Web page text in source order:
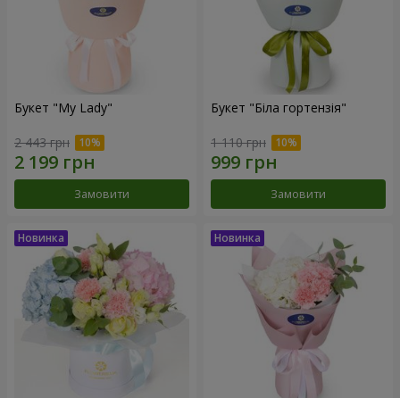
Букет "My Lady"
2 443 грн
Замовити
Букет "Біла гортензія"
1 110 грн
Замовити